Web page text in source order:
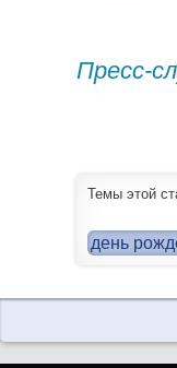
Пресс-
Темы этой
день